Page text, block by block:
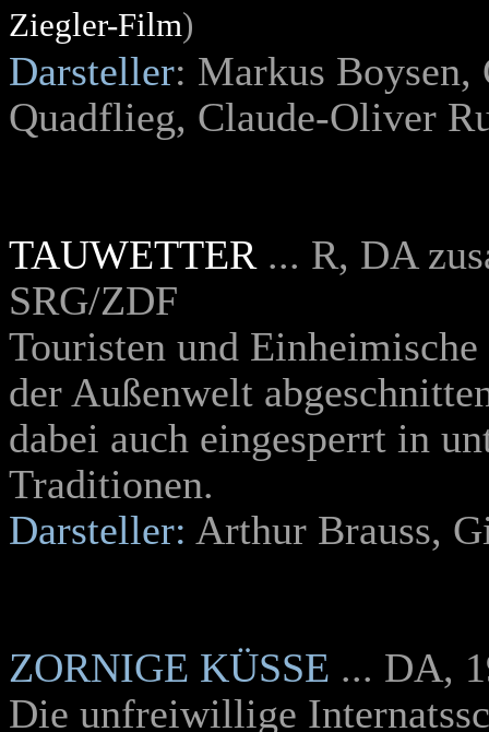
Ziegler-Film)
Darsteller: Markus
Quadflieg, Claude-Oliver
TAUWETTER ... R, DA
SRG/ZDF
Touristen und
der Außenwelt
dabei auch eingesperrt in
Traditionen.
Darsteller: Arthur Brauss,
ZORNIGE KÜSSE ... DA,
Die unfreiwillige